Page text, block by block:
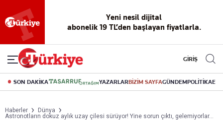
Yeni nesil dijital
abonelik 19 TL’den başlayan fiyatlarla.
GİRİŞ
SON DAKİKA YAZARLARBİZİM SAYFAGÜNDEMPOLİTİKA
Haberler
Dünya
Astronotların dokuz aylık uzay çilesi sürüyor! Yine sorun çıktı, gelemiyorlar...